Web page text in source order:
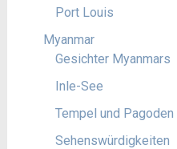
Port Louis
Myanmar
Gesichter Myanmars
Inle-See
Tempel und Pagoden
Sehenswürdigkeiten